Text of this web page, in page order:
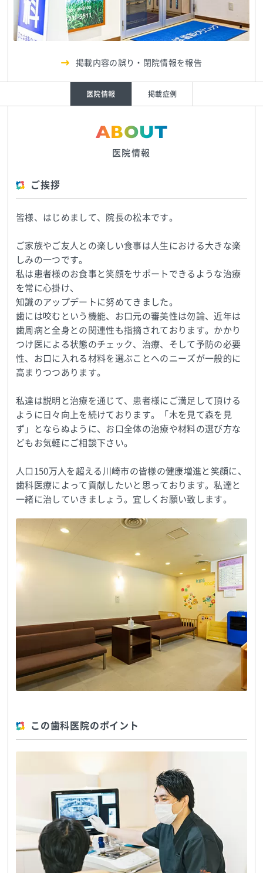
掲載内容の誤り・閉院情報を報告
医院情報 掲載症例
ABOUT
医院情報
ご挨拶
皆様、はじめまして、院長の松本です。
ご家族やご友人との楽しい食事は人生における大きな楽
しみの一つです。
私は患者様のお食事と笑顔をサポートできるような治療
を常に心掛け、
知識のアップデートに努めてきました。
歯には咬むという機能、お口元の審美性は勿論、近年は
歯周病と全身との関連性も指摘されております。かかり
つけ医による状態のチェック、治療、そして予防の必要
性、お口に入れる材料を選ぶことへのニーズが一般的に
高まりつつあります。
私達は説明と治療を通じて、患者様にご満足して頂ける
ように日々向上を続けております。「木を見て森を見
ず」とならぬように、お口全体の治療や材料の選び方な
どもお気軽にご相談下さい。
人口150万人を超える川崎市の皆様の健康増進と笑顔に、
歯科医療によって貢献したいと思っております。私達と
一緒に治していきましょう。宜しくお願い致します。
この歯科医院のポイント